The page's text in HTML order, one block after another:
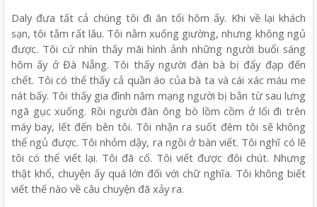
Daly đưa tất cả chúng tôi đi ăn tối hôm ấy. Khi về lại khách
sạn, tôi tắm rất lâu. Tôi nằm xuống giường, nhưng không ngủ
được. Tôi cứ nhìn thấy mãi hình ảnh những người buổi sáng
hôm ấy ở Đà Nẵng. Tôi thấy người đàn bà bị đẩy đạp đến
chết. Tôi có thể thấy cả quần áo của bà ta và cái xác máu me
nát bấy. Tôi thấy gia đình năm mạng người bị bắn từ sau lưng
ngã gục xuống. Rồi người đàn ông bò lồm cồm ở lối đi trên
máy bay, lết đến bên tôi. Tôi nhận ra suốt đêm tôi sẽ không
thể ngủ được. Tôi nhỏm dậy, ra ngồi ở bàn viết. Tôi nghĩ có lẽ
tôi có thể viết lại. Tôi đã cố. Tôi viết được đôi chút. Nhưng
thật khổ, chuyện ấy quá lớn đối với chữ nghĩa. Tôi không biết
viết thế nào về câu chuyện đã xảy ra.